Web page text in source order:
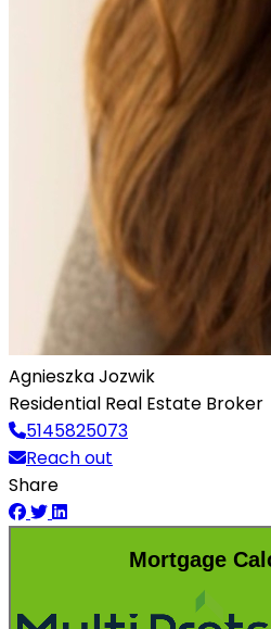
Agnieszka Jozwik
Residential Real Estate Broker
5145825073
Reach out
Share
Mortgage